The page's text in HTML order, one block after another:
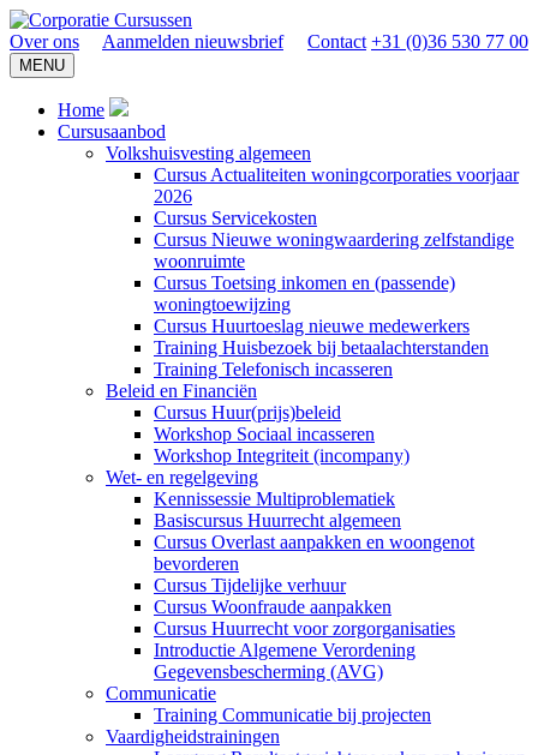
Over ons Aanmelden nieuwsbrief Contact +31 (0)36 530 77 00
MENU
Home
Cursusaanbod
Volkshuisvesting algemeen
Cursus Actualiteiten woningcorporaties voorjaar
2026
Cursus Servicekosten
Cursus Nieuwe woningwaardering zelfstandige
woonruimte
Cursus Toetsing inkomen en (passende)
woningtoewijzing
Cursus Huurtoeslag nieuwe medewerkers
Training Huisbezoek bij betaalachterstanden
Training Telefonisch incasseren
Beleid en Financiën
Cursus Huur(prijs)beleid
Workshop Sociaal incasseren
Workshop Integriteit (incompany)
Wet- en regelgeving
Kennissessie Multiproblematiek
Basiscursus Huurrecht algemeen
Cursus Overlast aanpakken en woongenot
bevorderen
Cursus Tijdelijke verhuur
Cursus Woonfraude aanpakken
Cursus Huurrecht voor zorgorganisaties
Introductie Algemene Verordening
Gegevensbescherming (AVG)
Communicatie
Training Communicatie bij projecten
Vaardigheidstrainingen